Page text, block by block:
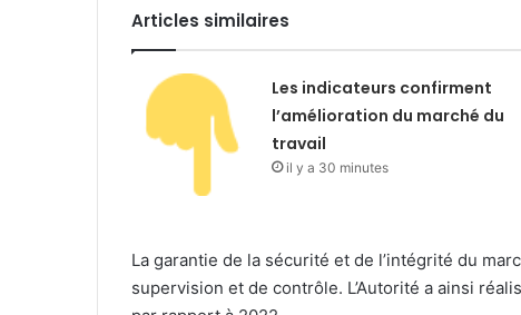
Articles similaires
Les indicateurs confirment
l’amélioration du marché du
travail
il y a 30 minutes
La garantie de la sécurité et de l’intégrité du
supervision et de contrôle. L’Autorité a ainsi